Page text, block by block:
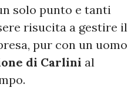
solo punto e tanti
risucita a gestire il
pur con un uomo
di Carlini al